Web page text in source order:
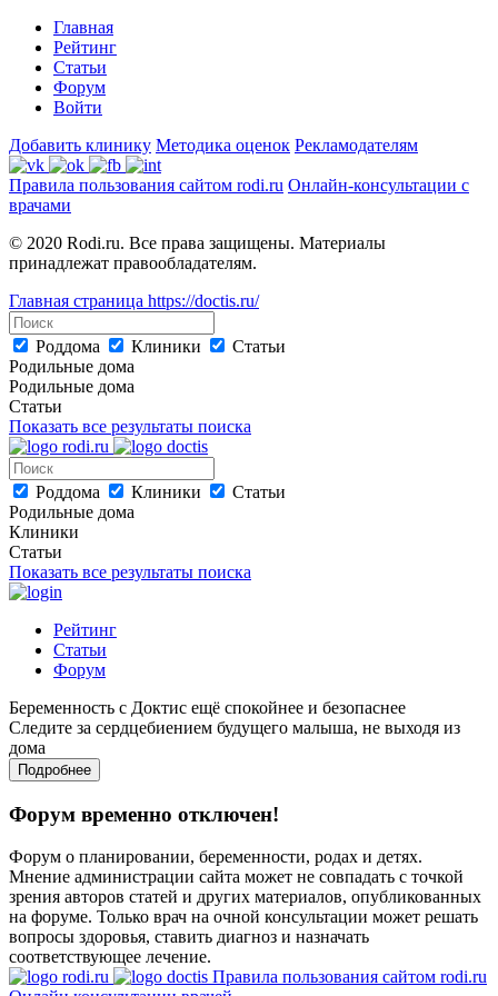
Главная
Рейтинг
Статьи
Форум
Войти
Добавить клинику Методика оценок Рекламодателям
Правила пользования сайтом rodi.ru Онлайн-консультации с
врачами
© 2020 Rodi.ru. Все права защищены. Материалы
принадлежат правообладателям.
Главная страница https://doctis.ru/
Роддома Клиники
Статьи
Родильные дома
Родильные дома
Статьи
Показать все результаты поиска
Роддома Клиники
Статьи
Родильные дома
Клиники
Статьи
Показать все результаты поиска
Рейтинг
Статьи
Форум
Беременность с Доктис ещё спокойнее и безопаснее
Следите за сердцебиением будущего малыша, не выходя из
дома
Подробнее
Форум временно отключен!
Форум о планировании, беременности, родах и детях.
Мнение администрации сайта может не совпадать с точкой
зрения авторов статей и других материалов, опубликованных
на форуме. Только врач на очной консультации может решать
вопросы здоровья, ставить диагноз и назначать
соответствующее лечение.
Правила пользования сайтом rodi.ru